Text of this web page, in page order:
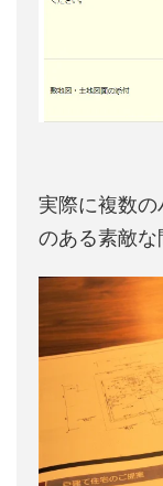
実際に複数
のある素敵な